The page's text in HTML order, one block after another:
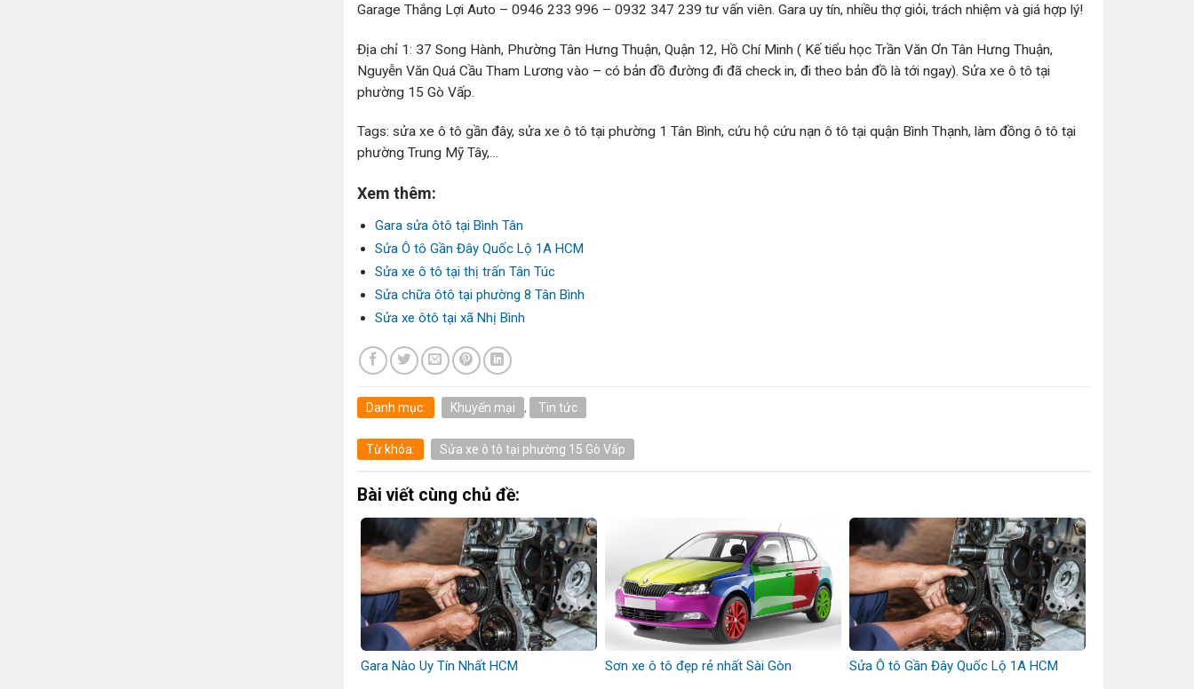
Garage Thắng Lợi Auto – 0946 233 996 – 0932 347 239 tư vấn viên. Gara uy tín, nhiều thợ giỏi, trách nhiệm và giá hợp lý!
Địa chỉ 1: 37 Song Hành, Phường Tân Hưng Thuận, Quận 12, Hồ Chí Minh ( Kế tiểu học Trần Văn Ơn Tân Hưng Thuận,
Nguyễn Văn Quá Cầu Tham Lương vào – có bản đồ đường đi đã check in, đi theo bản đồ là tới ngay). Sửa xe ô tô tại
phường 15 Gò Vấp.
Tags: sửa xe ô tô gần đây, sửa xe ô tô tại phường 1 Tân Bình, cứu hộ cứu nạn ô tô tại quận Bình Thạnh, làm đồng ô tô tại
phường Trung Mỹ Tây,…
Xem thêm:
Gara sửa ôtô tại Bình Tân
Sửa Ô tô Gần Đây Quốc Lộ 1A HCM
Sửa xe ô tô tại thị trấn Tân Túc
Sửa chữa ôtô tại phường 8 Tân Bình
Sửa xe ôtô tại xã Nhị Bình
Danh mục: Khuyến mại , Tin tức
Từ khóa: Sửa xe ô tô tại phường 15 Gò Vấp
Bài viết cùng chủ đề:
Gara Nào Uy Tín Nhất HCM Sơn xe ô tô đẹp rẻ nhất Sài Gòn Sửa Ô tô Gần Đây Quốc Lộ 1A HCM